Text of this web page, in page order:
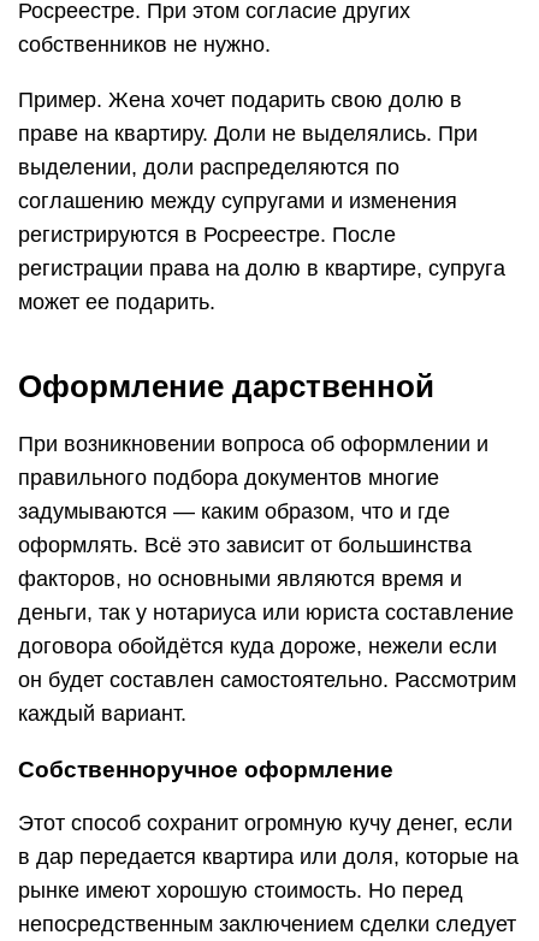
Росреестре. При этом согласие других
собственников не нужно.
Пример. Жена хочет подарить свою долю в
праве на квартиру. Доли не выделялись. При
выделении, доли распределяются по
соглашению между супругами и изменения
регистрируются в Росреестре. После
регистрации права на долю в квартире, супруга
может ее подарить.
Оформление дарственной
При возникновении вопроса об оформлении и
правильного подбора документов многие
задумываются — каким образом, что и где
оформлять. Всё это зависит от большинства
факторов, но основными являются время и
деньги, так у нотариуса или юриста составление
договора обойдётся куда дороже, нежели если
он будет составлен самостоятельно. Рассмотрим
каждый вариант.
Собственноручное оформление
Этот способ сохранит огромную кучу денег, если
в дар передается квартира или доля, которые на
рынке имеют хорошую стоимость. Но перед
непосредственным заключением сделки следует